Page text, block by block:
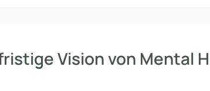
Vision von Mental